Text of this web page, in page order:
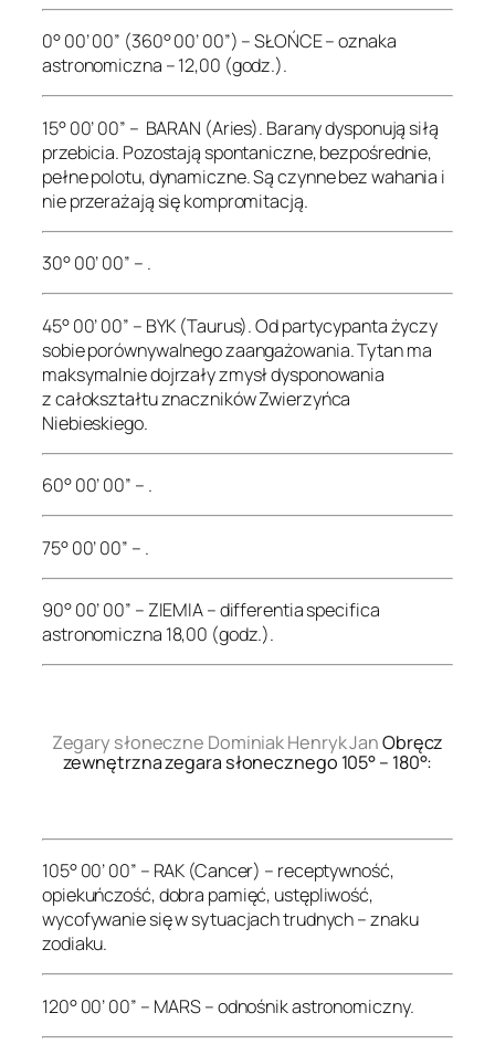
0° 00’ 00” (360° 00’ 00”) – SŁOŃCE – oznaka
astronomiczna – 12,00 (godz.).
15° 00’ 00” – BARAN (Aries). Barany dysponują siłą
przebicia. Pozostają spontaniczne, bezpośrednie,
pełne polotu, dynamiczne. Są czynne bez wahania i
nie przerażają się kompromitacją.
30° 00’ 00” – .
45° 00’ 00” – BYK (Taurus). Od partycypanta życzy
sobie porównywalnego zaangażowania. Tytan ma
maksymalnie dojrzały zmysł dysponowania
z całokształtu znaczników Zwierzyńca
Niebieskiego.
60° 00’ 00” – .
75° 00’ 00” – .
90° 00’ 00” – ZIEMIA – differentia specifica
astronomiczna 18,00 (godz.).
Zegary słoneczne Dominiak Henryk JanObręcz
zewnętrzna zegara słonecznego 105° – 180°:
105° 00’ 00” – RAK (Cancer) – receptywność,
opiekuńczość, dobra pamięć, ustępliwość,
wycofywanie się w sytuacjach trudnych – znaku
zodiaku.
120° 00’ 00” – MARS – odnośnik astronomiczny.